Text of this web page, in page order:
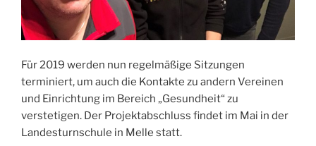
Für 2019 werden nun regelmäßige Sitzungen
terminiert, um auch die Kontakte zu andern Vereinen
und Einrichtung im Bereich „Gesundheit“ zu
verstetigen. Der Projektabschluss findet im Mai in der
Landesturnschule in Melle statt.